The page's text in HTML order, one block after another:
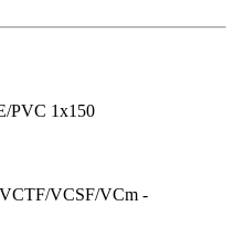
PVC 1x150
VCSF/VCm -